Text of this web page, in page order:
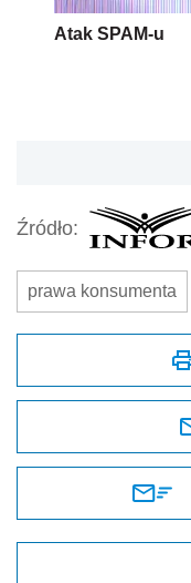
Atak SPAM-u
Źródło:
prawa konsumenta